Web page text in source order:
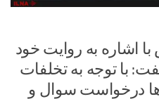
اشاره به روایت خود
با توجه به تخلفات
درخواست سوال و